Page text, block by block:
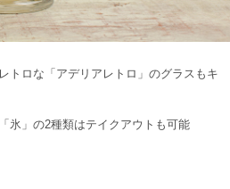
トロな「アデリアレトロ」のグラスもキ
氷」の2種類はテイクアウトも可能